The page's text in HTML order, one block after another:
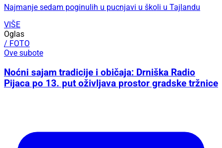
Najmanje sedam poginulih u pucnjavi u školi u Tajlandu
VIŠE
Oglas
/ FOTO
Ove subote
Noćni sajam tradicije i običaja: Drniška Radio
Pijaca po 13. put oživljava prostor gradske tržnice